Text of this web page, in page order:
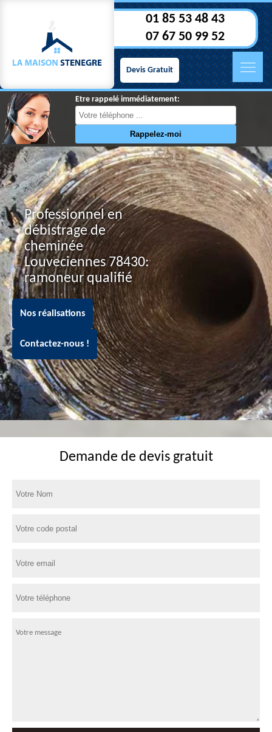
01 85 53 48 43
07 67 50 99 52
Devis Gratuit
Etre rappelé immédiatement:
Professionnel en
débistrage de
cheminée
Louveciennes 78430:
ramoneur qualifié
Nos réalisations
Contactez-nous !
Demande de devis gratuit